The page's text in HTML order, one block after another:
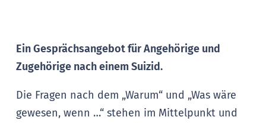
Ein Gesprächsangebot für Angehörige und
Zugehörige nach einem Suizid.
Die Fragen nach dem „Warum“ und „Was wäre
gewesen, wenn …“ stehen im Mittelpunkt und